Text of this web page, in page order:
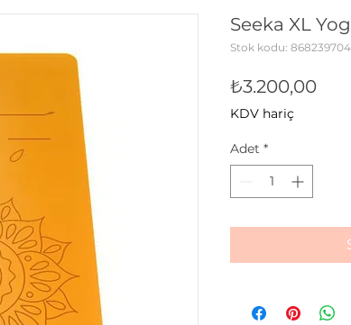
Seeka XL
Stok kodu:
₺3.200,00Fiyat
KDV hariç
Adet *